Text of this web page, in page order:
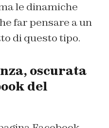
le dinamiche
far pensare a un
di questo tipo.
oscurata
del